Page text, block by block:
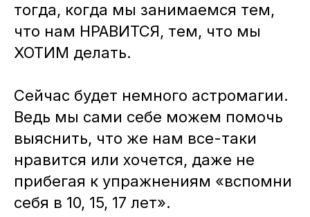
тогда, когда мы занимаемся тем,
что нам НРАВИТСЯ, тем, что мы
ХОТИМ делать.
Сейчас будет немного астромагии.
Ведь мы сами себе можем помочь
выяснить, что же нам все-таки
нравится или хочется, даже не
прибегая к упражнениям «вспомни
себя в 10, 15, 17 лет».